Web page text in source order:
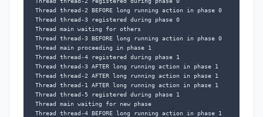
Thread thread-2 BEFORE long running action in phase 0
Thread thread-3 registered during phase 0
Thread main waiting for others
Thread thread-3 BEFORE long running action in phase 0
Thread main proceeding in phase 1
Thread thread-4 registered during phase 1
Thread thread-3 AFTER long running action in phase 1
Thread thread-2 AFTER long running action in phase 1
Thread thread-1 AFTER long running action in phase 1
Thread thread-5 registered during phase 1
Thread main waiting for new phase
Thread thread-4 BEFORE long running action in phase 1